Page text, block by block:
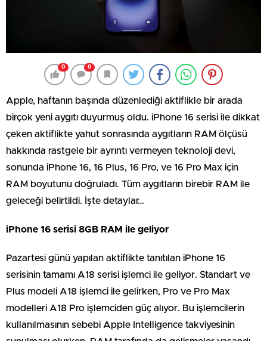
0 0
Apple, haftanın başında düzenlediği aktiflikle bir arada
birçok yeni aygıtı duyurmuş oldu. iPhone 16 serisi ile dikkat
çeken aktiflikte yahut sonrasında aygıtların RAM ölçüsü
hakkında rastgele bir ayrıntı vermeyen teknoloji devi,
sonunda iPhone 16, 16 Plus, 16 Pro, ve 16 Pro Max için
RAM boyutunu doğruladı. Tüm aygıtların birebir RAM ile
geleceği belirtildi. İşte detaylar…
iPhone 16 serisi 8GB RAM ile geliyor
Pazartesi günü yapılan aktiflikte tanıtılan iPhone 16
serisinin tamamı A18 serisi işlemci ile geliyor. Standart ve
Plus modeli A18 işlemci ile gelirken, Pro ve Pro Max
modelleri A18 Pro işlemciden güç alıyor. Bu işlemcilerin
kullanılmasının sebebi Apple Intelligence takviyesinin